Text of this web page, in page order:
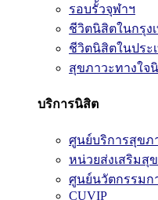
รอบรั้วจุฬาฯ
ชีวิตนิสิตในกรุง
ชีวิตนิสิตในประ
สุขภาวะทางใจ
บริการนิสิต
ศูนย์บริการสุขภ
หน่วยส่งเสริมสุ
ศูนย์นวัตกรรมกา
CUVIP